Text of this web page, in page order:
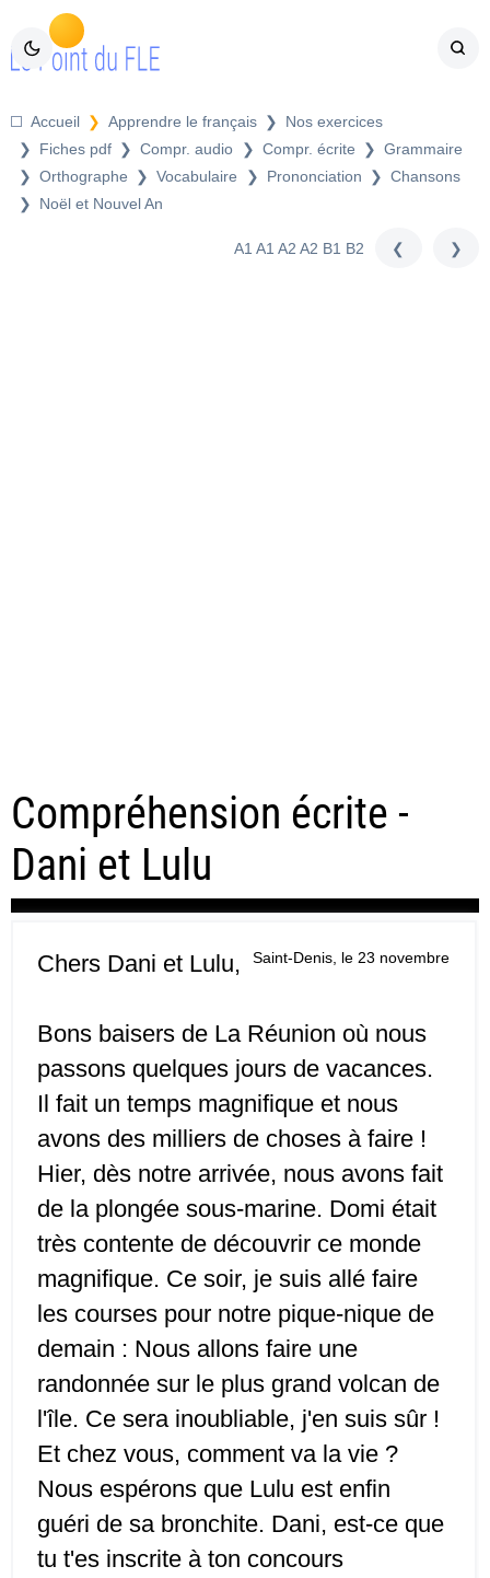
Compr. audio Compr. écrite
Grammaire
Orthographe
Vocabulaire Prononciation
Chansons
Noël et Nouvel An
A1 A1 A2 A2 B1 B2
Compréhension écrite -
Dani et Lulu
Saint-Denis, le 23 novembre
Chers Dani et Lulu,
Bons baisers de La Réunion où nous
passons quelques jours de vacances.
Il fait un temps magnifique et nous
avons des milliers de choses à faire !
Hier, dès notre arrivée, nous avons fait
de la plongée sous-marine. Domi était
très contente de découvrir ce monde
magnifique. Ce soir, je suis allé faire
les courses pour notre pique-nique de
demain : Nous allonsfaire une
randonnée sur le plus grand volcan de
l'île. Ce sera inoubliable, j'en suis sûr !
Et chez vous, comment va la vie ?
Nous espérons que Lulu est enfin
guéri de sa bronchite. Dani, est-ce que
tu t'es inscrite à ton concours